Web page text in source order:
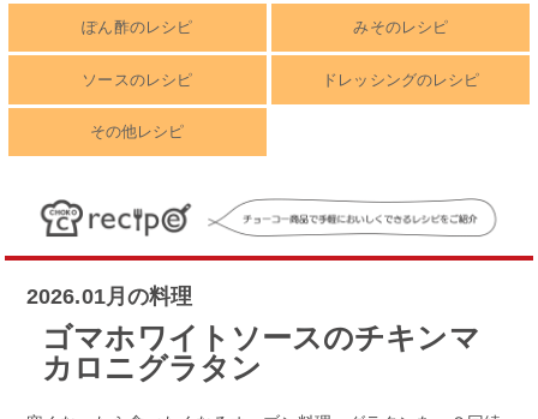
ぽん酢のレシピ みそのレシピ
ソースのレシピ ドレッシングのレシピ
その他レシピ
2026.01月の料理
ゴマホワイトソースのチキンマ
カロニグラタン